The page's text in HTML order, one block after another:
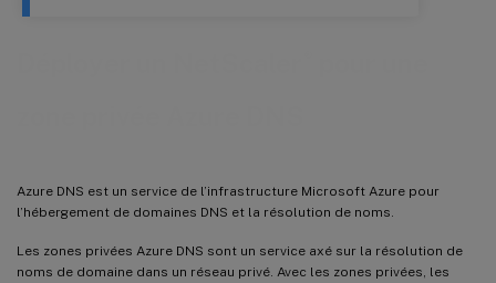
Azure DNS est un service de l’infrastructure Microsoft Azure pour
l’hébergement de domaines DNS et la résolution de noms.
Les zones privées Azure DNS sont un service axé sur la résolution de
noms de domaine dans un réseau privé. Avec les zones privées, les